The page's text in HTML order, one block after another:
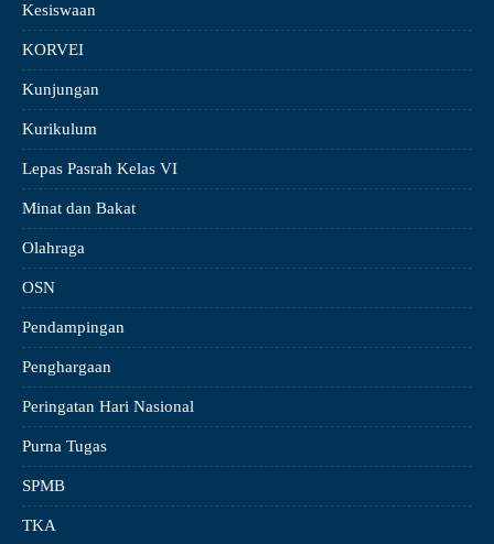
Kesiswaan
KORVEI
Kunjungan
Kurikulum
Lepas Pasrah Kelas VI
Minat dan Bakat
Olahraga
OSN
Pendampingan
Penghargaan
Peringatan Hari Nasional
Purna Tugas
SPMB
TKA